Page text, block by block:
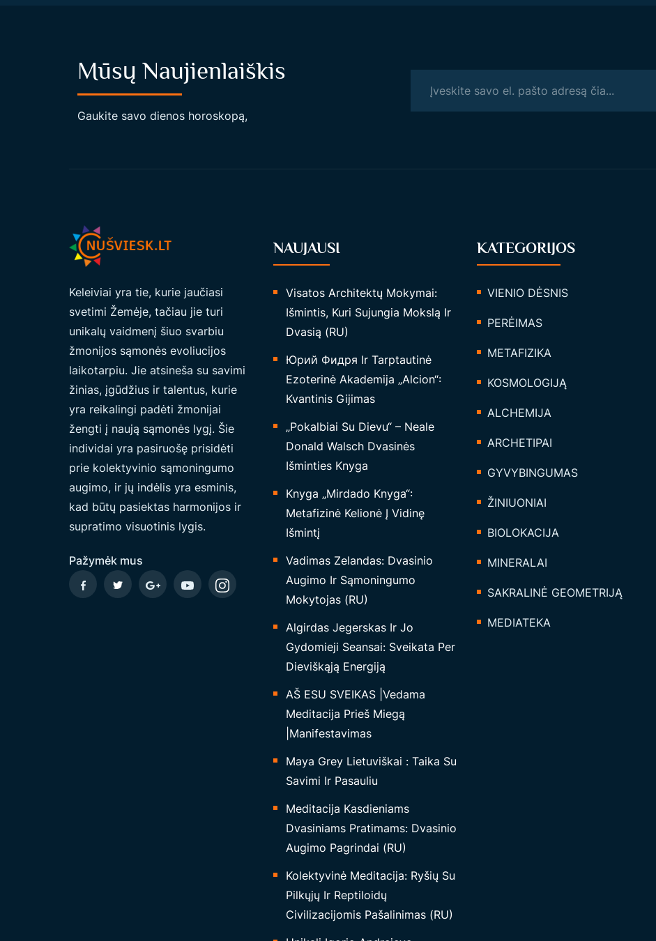
K
S
A
L
I
N
I
S
,
N
E
Mūsų Naujienlaiškis
Gaukite savo dienos horoskopą,
Keleiviai yra tie, kurie jaučiasi
svetimi Žemėje, tačiau jie turi
unikalų vaidmenį šiuo svarbiu
žmonijos sąmonės evoliucijos
laikotarpiu. Jie atsineša su savimi
žinias, įgūdžius ir talentus, kurie
yra reikalingi padėti žmonijai
žengti į naują sąmonės lygį. Šie
individai yra pasiruošę prisidėti
prie kolektyvinio sąmoningumo
augimo, ir jų indėlis yra esminis,
kad būtų pasiektas harmonijos ir
supratimo visuotinis lygis.
Pažymėk mus
NAUJAUSI
Visatos Architektų Mokymai:
Išmintis, Kuri Sujungia Mokslą Ir
Dvasią (RU)
Юрий Фидря Ir Tarptautinė
Ezoterinė Akademija „Alcion“:
Kvantinis Gijimas
„Pokalbiai Su Dievu“ – Neale
Donald Walsch Dvasinės
Išminties Knyga
Knyga „Mirdado Knyga“:
Metafizinė Kelionė Į Vidinę
Išmintį
Vadimas Zelandas: Dvasinio
Augimo Ir Sąmoningumo
Mokytojas (RU)
Algirdas Jegerskas Ir Jo
Gydomieji Seansai: Sveikata Per
Dieviškąją Energiją
AŠ ESU SVEIKAS |Vedama
Meditacija Prieš Miegą
|Manifestavimas
Maya Grey Lietuviškai : Taika Su
Savimi Ir Pasauliu
Meditacija Kasdieniams
Dvasiniams Pratimams: Dvasinio
Augimo Pagrindai (RU)
Kolektyvinė Meditacija: Ryšių Su
Pilkųjų Ir Reptiloidų
Civilizacijomis Pašalinimas (RU)
KATEGORIJOS
VIENIO DĖSNIS
PERĖIMAS
METAFIZIKA
KOSMOLOGIJĄ
ALCHEMIJA
ARCHETIPAI
GYVYBINGUMAS
ŽINIUONIAI
BIOLOKACIJA
MINERALAI
SAKRALINĖ GEOMETRIJĄ
MEDIATEKA